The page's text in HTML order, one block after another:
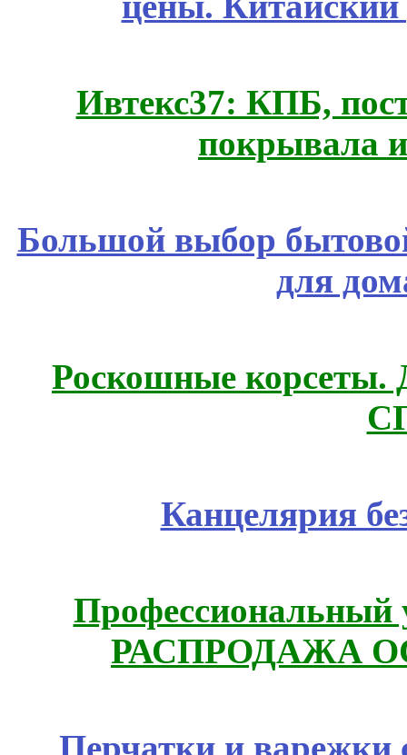
Ивтекс37: КПБ,
покрывала
Большой выбор
для
Роскошные корсеты.
Канцелярия
Профессиональный
РАСПРОДАЖА
Перчатки и варежки